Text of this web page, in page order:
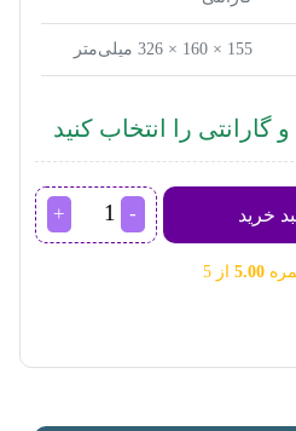
155 × 160 × 326 میلی‌متر
گارانتی را انتخاب کنید
خرید
مخلوط
کن
5.00 از 5